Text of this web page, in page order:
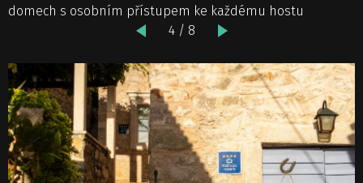
domech s osobním přístupem ke každému hostu
4 / 8